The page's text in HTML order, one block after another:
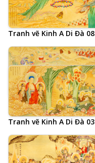
Tranh vẽ Kinh A Di Đà 08
Tranh vẽ Kinh A Di Đà 06
Tranh vẽ Kinh A Di Đà 03